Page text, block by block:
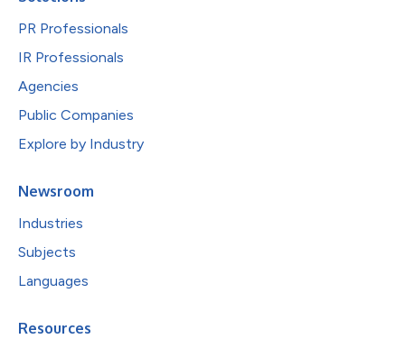
PR Professionals
IR Professionals
Agencies
Public Companies
Explore by Industry
Newsroom
Industries
Subjects
Languages
Resources